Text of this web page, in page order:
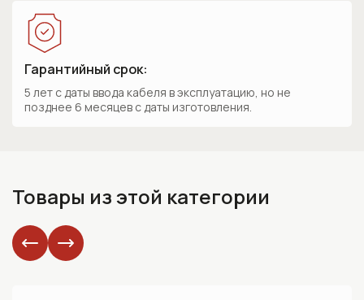
Гарантийный срок:
5 лет с даты ввода кабеля в эксплуатацию, но не
позднее 6 месяцев с даты изготовления.
Товары из этой категории